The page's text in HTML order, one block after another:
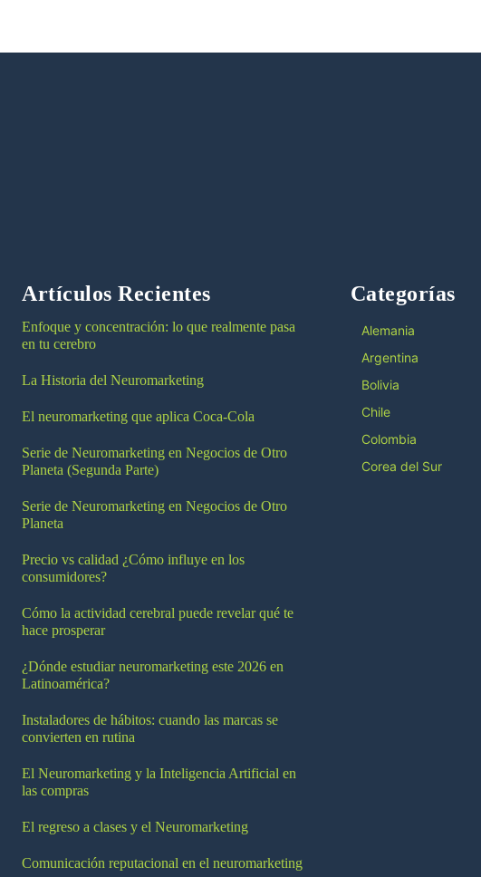
Artículos Recientes
Enfoque y concentración: lo que realmente pasa
en tu cerebro
La Historia del Neuromarketing
El neuromarketing que aplica Coca-Cola
Serie de Neuromarketing en Negocios de Otro
Planeta (Segunda Parte)
Serie de Neuromarketing en Negocios de Otro
Planeta
Precio vs calidad ¿Cómo influye en los
consumidores?
Cómo la actividad cerebral puede revelar qué te
hace prosperar
¿Dónde estudiar neuromarketing este 2026 en
Latinoamérica?
Instaladores de hábitos: cuando las marcas se
convierten en rutina
El Neuromarketing y la Inteligencia Artificial en
las compras
El regreso a clases y el Neuromarketing
Comunicación reputacional en el neuromarketing
Categorías
Alemania
Argentina
Bolivia
Chile
Colombia
Corea del Sur